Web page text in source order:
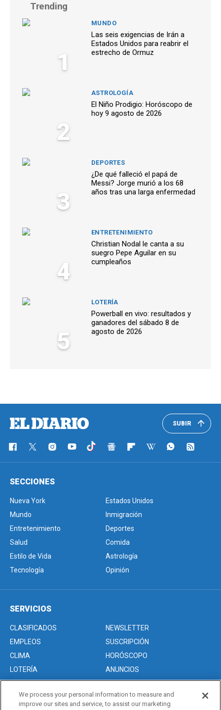
Trending
1
MUNDO
Las seis exigencias de Irán a
Estados Unidos para reabrir el
estrecho de Ormuz
2
ASTROLOGÍA
El Niño Prodigio: Horóscopo de
hoy 9 agosto de 2026
3
DEPORTES
¿De qué falleció el papá de
Messi? Jorge murió a los 68
años tras una larga enfermedad
4
ENTRETENIMIENTO
Christian Nodal le canta a su
suegro Pepe Aguilar en su
cumpleaños
5
LOTERÍA
Powerball en vivo: resultados y
ganadores del sábado 8 de
agosto de 2026
SUBIR
SECCIONES
Nueva York
Estados Unidos
Mundo
Inmigración
Entretenimiento
Deportes
Salud
Comida
Estilo de Vida
Astrología
Tecnología
Opinión
SERVICIOS
CLASIFICADOS
NEWSLETTER
EMPLEOS
SUSCRIPCIÓN
CLIMA
HORÓSCOPO
LOTERÍA
ANUNCIOS
Acerca de nosotros
We process your personal information to measure and
improve our sites and service, to assist our marketing